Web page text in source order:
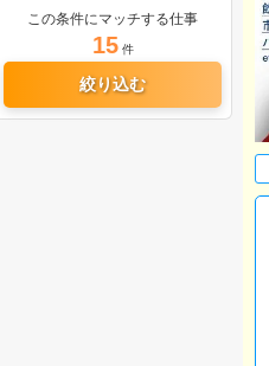
この条件にマッチする仕事
15件
絞り込む